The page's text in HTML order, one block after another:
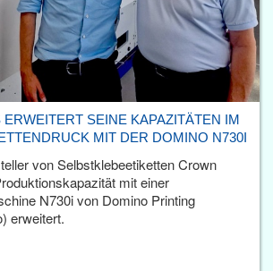
SEINE KAPAZITÄTEN IM
MIT DER DOMINO N730I
von Selbstklebeetiketten Crown
mit einer
N730i von Domino Printing
erweitert.